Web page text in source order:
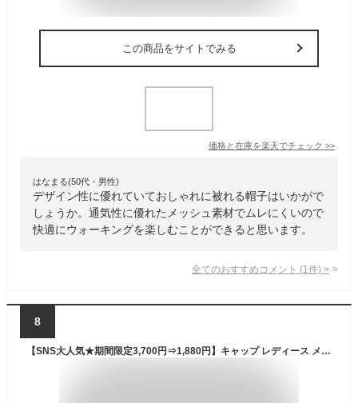
この商品をサイトでみる
価格と在庫を楽天でチェック >>
はなまる(50代・男性)
デザイン性に優れていておしゃれに被れる帽子はいかがで
しょうか。通気性に優れたメッシュ素材でムレにくいので
快適にウォーキングを楽しむことができると思います。
全てのおすすめコメント (1 件) >
8
【SNS大人気★期間限定3,700円⇒1,880円】キャップ レディース メンズ 深め 大きいサイズ 夏 キッズ 紫外線対策 おしゃれ 涼しい uvカット シンプル メッシュ 大きめ ベースボールキャップ ランニング 小顔効果 日よけ帽子 紫外線 通気性 日よけ 遮光 ベースボールキャップ